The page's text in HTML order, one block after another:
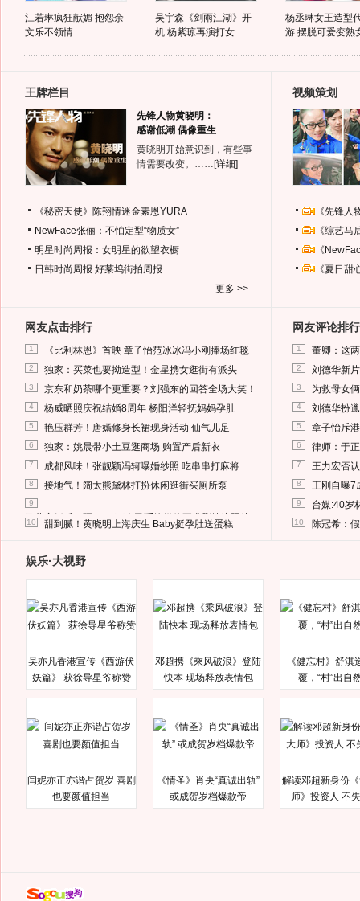
江若琳疯狂献媚 抱怨余
文乐不领情
吴宇森《剑雨江湖》开
机 杨紫琼再演打女
杨丞琳女王造型
游 摆脱可爱变熟
王牌栏目
先锋人物黄晓明：
感谢低潮 偶像重生
黄晓明开始意识到，有些事
情需要改变。…… [详细]
《秘密天使》陈翔情迷金素恩YURA
NewFace张俪：不怕定型“物质女”
明星时尚周报：女明星的欲望衣橱
日韩时尚周报 好莱坞街拍周报
更多 >>
视频策划
《先锋
《综艺
《
《夏日
网友点击排行
1 《比利林恩》首映 章子怡范冰冰冯小刚捧场红毯
2 独家：买菜也要拗造型！金星携女逛街有派头
3 京东和奶茶哪个更重要？刘强东的回答全场大笑！
4 杨威晒照庆祝结婚8周年 杨阳洋轻抚妈妈孕肚
5 艳压群芳！唐嫣修身长裙现身活动 仙气儿足
6 独家：姚晨带小土豆逛商场 购置产后新衣
7 成都风味！张靓颖冯轲曝婚纱照 吃串串打麻将
8 接地气！阔太熊黛林打扮休闲逛街买厕所泵
9
马蓉离婚后，砸1000万人民币给媒体要求删掉这照片
10 甜到腻！黄晓明上海庆生 Baby挺孕肚送蛋糕
网友评论排行
1 董卿：这
2 刘德华新
3 为救母女
4 刘德华扮
5 章子怡斥
6 律师：于
7 王力宏否
8 王刚自曝7
9 台媒:40岁
10 陈冠希：
娱乐·大视野
吴亦凡香港宣传《西游伏
妖篇》 获徐导星爷称赞
邓超携《乘风破浪》登陆
快本 现场释放表情包
《健忘村》舒淇
覆，“村”出自
闫妮亦正亦谐占贺岁 喜剧
也要颜值担当
《情圣》肖央“真诚出轨”
或成贺岁档爆款帝
解读邓超新身份
师》投资人 不